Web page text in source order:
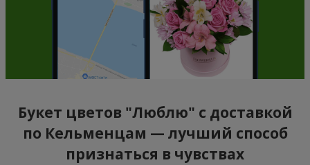
Букет цветов "Люблю" с доставкой
по Кельменцам — лучший способ
признаться в чувствах